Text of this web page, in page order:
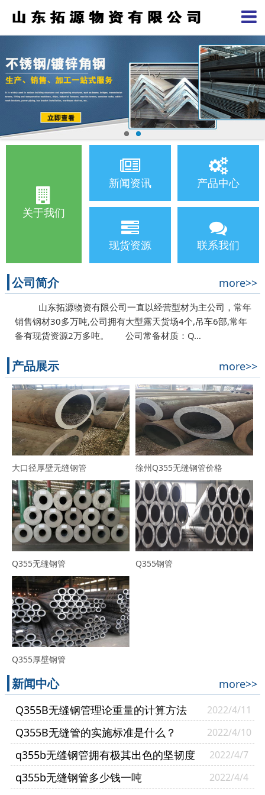
关于我们
新闻资讯 产品中心
现货资源 联系我们
公司简介 more>>
山东拓源物资有限公司一直以经营型材为主公司，常年
销售钢材30多万吨,公司拥有大型露天货场4个,吊车6部,常年
备有现货资源2万多吨。 公司常备材质：Q…
产品展示 more>>
大口径厚壁无缝钢管 徐州Q355无缝钢管价格
Q355无缝钢管 Q355钢管
Q355厚壁钢管
新闻中心
more>>
Q355B无缝钢管理论重量的计算方法
2022/4/11
Q355B无缝管的实施标准是什么？ 2022/4/10
q355b无缝钢管拥有极其出色的坚韧度 2022/4/7
q355b无缝钢管多少钱一吨 2022/4/4